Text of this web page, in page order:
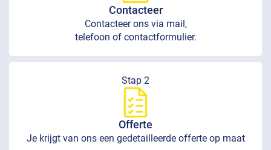
Contacteer
Contacteer ons via mail,
telefoon of contactformulier.
Stap 2
Offerte
Je krijgt van ons een gedetailleerde offerte op maat